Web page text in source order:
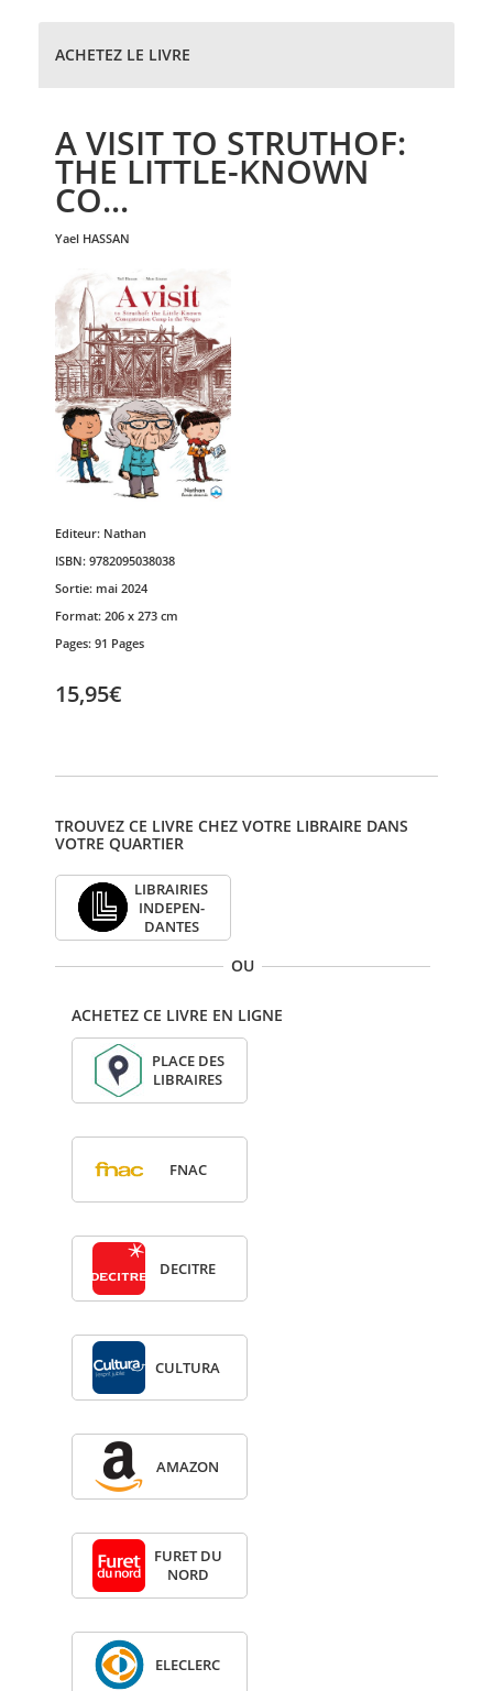
ACHETEZ LE LIVRE
A VISIT TO STRUTHOF:
THE LITTLE-KNOWN
CO...
yael HASSAN
Editeur: Nathan
ISBN: 9782095038038
Sortie: mai 2024
Format: 206 x 273 cm
Pages: 91 Pages
15,95€
TROUVEZ CE LIVRE CHEZ VOTRE LIBRAIRE DANS
VOTRE QUARTIER
LIBRAI­RIES
INDE­PEN­
DANTES
OU
ACHETEZ CE LIVRE EN LIGNE
PLACE DES
LIBRAIRES
FNAC
DECITRE
CULTURA
AMA­ZON
FURET DU
NORD
ELE­CLERC